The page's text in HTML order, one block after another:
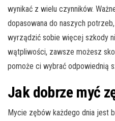
wynikać z wielu czynników.
dopasowana do naszych
wyrządzić sobie więcej szkody
wątpliwości, zawsze możesz
pomoże ci wybrać odpowiednią
Jak dobrze myć
Mycie zębów każdego dnia jest